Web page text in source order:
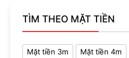
TÌM THEO MẶT TIỀN
Mặt tiền 3m Mặt tiền 4m